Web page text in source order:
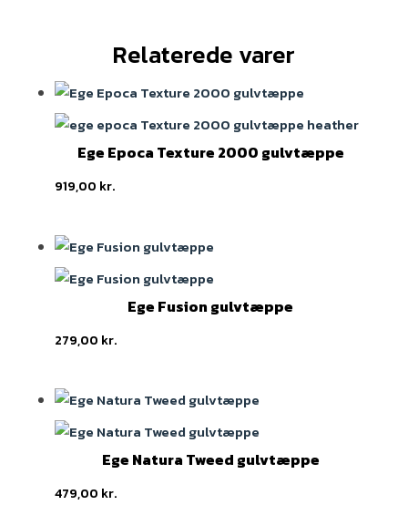
Relaterede varer
Ege Epoca Texture 2000 gulvtæppe
919,00 kr.
Ege Fusion gulvtæppe
279,00 kr.
Ege Natura Tweed gulvtæppe
479,00 kr.